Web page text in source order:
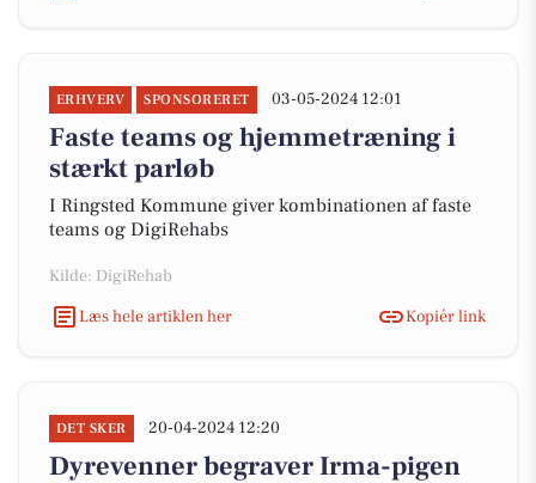
ERHVERV SPONSORERET 03-05-2024 12:01
Faste teams og hjemmetræning i
stærkt parløb
I Ringsted Kommune giver kombinationen af faste
teams og DigiRehabs
Kilde: DigiRehab
Læs hele artiklen her
Kopiér link
DET SKER 20-04-2024 12:20
Dyrevenner begraver Irma-pigen